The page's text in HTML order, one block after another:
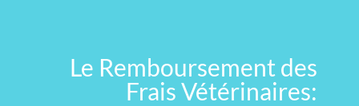
Le Remboursement des
Frais Vétérinaires: